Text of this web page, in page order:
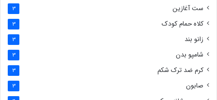
ست آغازین 3
کلاه حمام کودک 3
زانو بند 3
شامپو بدن 3
کرم ضد ترک شکم 3
صابون 3